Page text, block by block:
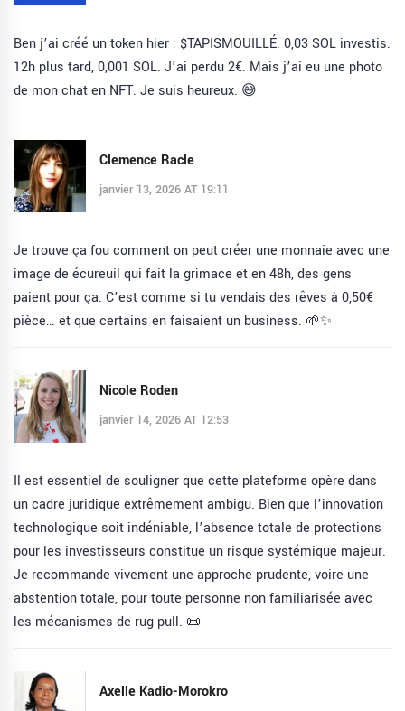
Ben j’ai créé un token hier : $TAPISMOUILLÉ. 0,03 SOL investis.
12h plus tard, 0,001 SOL. J’ai perdu 2€. Mais j’ai eu une photo
de mon chat en NFT. Je suis heureux. 😅
Clemence Racle
janvier 13, 2026 AT 19:11
Je trouve ça fou comment on peut créer une monnaie avec une
image de écureuil qui fait la grimace et en 48h, des gens
paient pour ça. C’est comme si tu vendais des rêves à 0,50€
pièce… et que certains en faisaient un business. 🌱✨
Nicole Roden
janvier 14, 2026 AT 12:53
Il est essentiel de souligner que cette plateforme opère dans
un cadre juridique extrêmement ambigu. Bien que l’innovation
technologique soit indéniable, l’absence totale de protections
pour les investisseurs constitue un risque systémique majeur.
Je recommande vivement une approche prudente, voire une
abstention totale, pour toute personne non familiarisée avec
les mécanismes de rug pull. 📜
Axelle Kadio-Morokro